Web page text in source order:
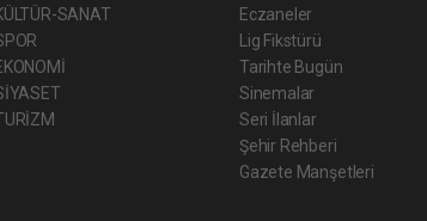
SANAT
Eczaneler
Lig Fikstürü
Tarihte Bugün
Sinemalar
Seri İlanlar
Şehir Rehberi
Gazete Manşetleri